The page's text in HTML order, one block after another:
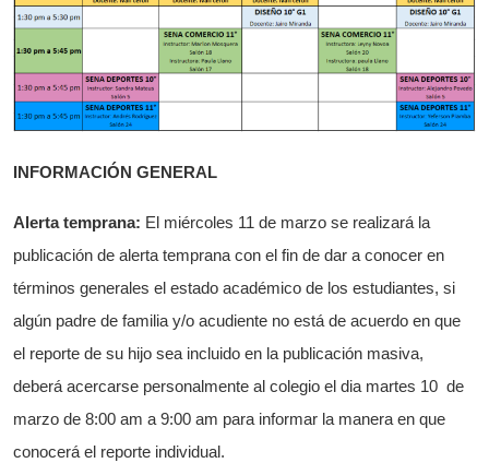
INFORMACIÓN GENERAL
Alerta temprana: El miércoles 11 de marzo se realizará la
publicación de alerta temprana con el fin de dar a conocer en
términos generales el estado académico de los estudiantes, si
algún padre de familia y/o acudiente no está de acuerdo en que
el reporte de su hijo sea incluido en la publicación masiva,
deberá acercarse personalmente al colegio el dia martes 10 de
marzo de 8:00 am a 9:00 am para informar la manera en que
conocerá el reporte individual.